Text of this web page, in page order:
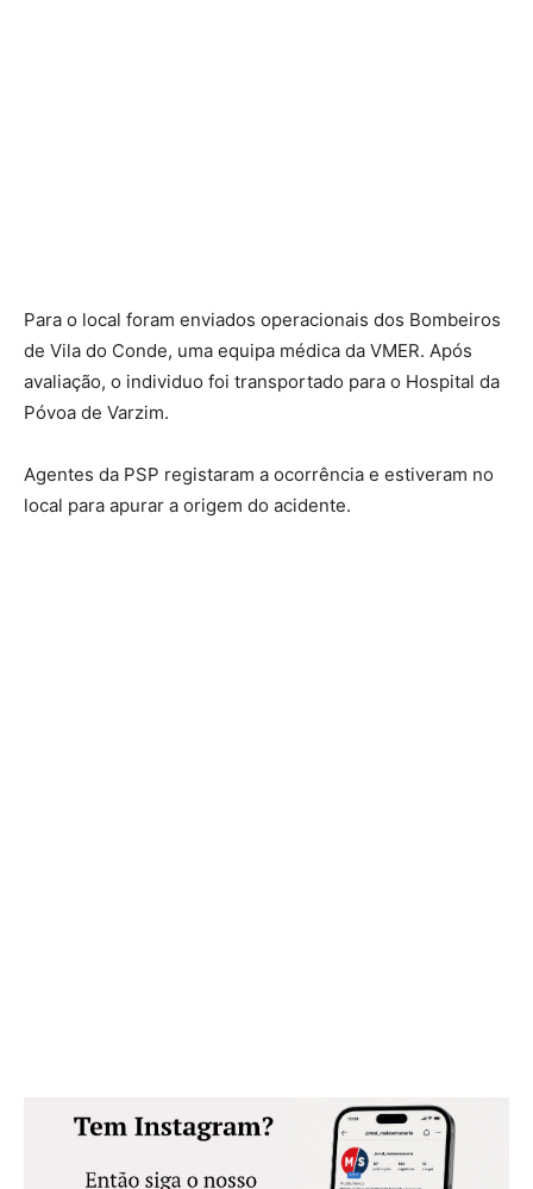
Para o local foram enviados operacionais dos Bombeiros
de Vila do Conde, uma equipa médica da VMER. Após
avaliação, o individuo foi transportado para o Hospital da
Póvoa de Varzim.
Agentes da PSP registaram a ocorrência e estiveram no
local para apurar a origem do acidente.